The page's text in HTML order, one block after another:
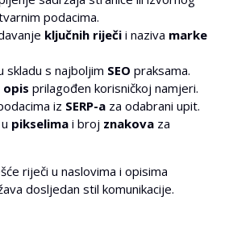
podacima.
ključnih riječi i naziva marke
skladu s najboljim SEO praksama.
prilagođen korisničkoj namjeri.
iz SERP-a za odabrani upit.
pikselima i broj znakova za
riječi u naslovima i opisima
dosljedan stil komunikacije.